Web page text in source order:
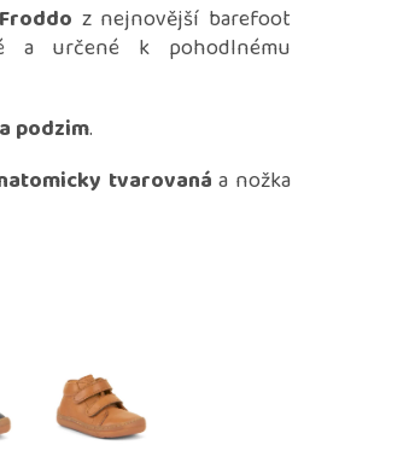
Froddo z nejnovější barefoot
a určené k pohodlnému
podzim.
tvarovaná a nožka